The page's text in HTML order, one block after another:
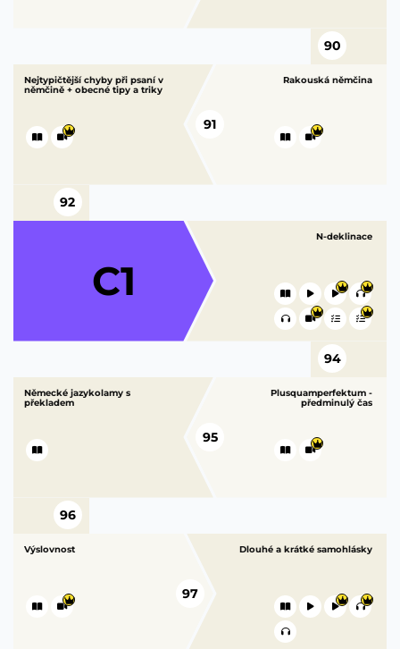
90
Nejtypičtější chyby při psaní v
němčině + obecné tipy a triky
92
Rakouská němčina
91
C1
N-deklinace
94
Německé jazykolamy s
překladem
96
Plusquamperfektum -
předminulý čas
95
Výslovnost
97
Dlouhé a krátké samohlásky